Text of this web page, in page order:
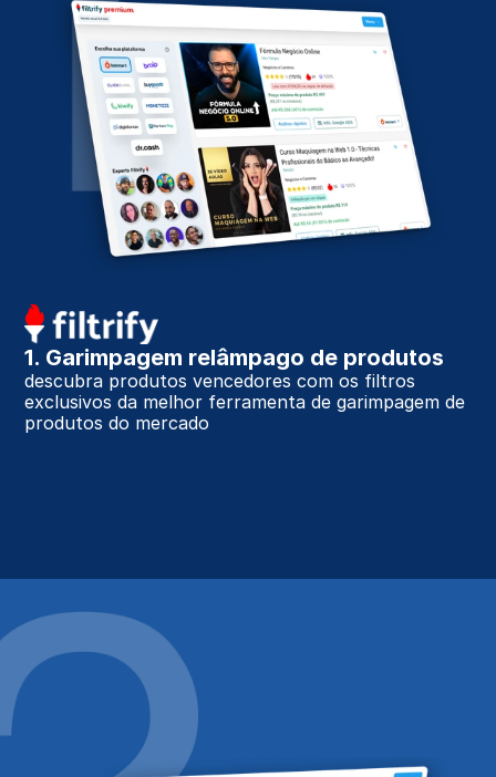
1. Garimpagem relâmpago de produtos
descubra produtos vencedores com os filtros
exclusivos da melhor ferramenta de garimpagem de
produtos do mercado